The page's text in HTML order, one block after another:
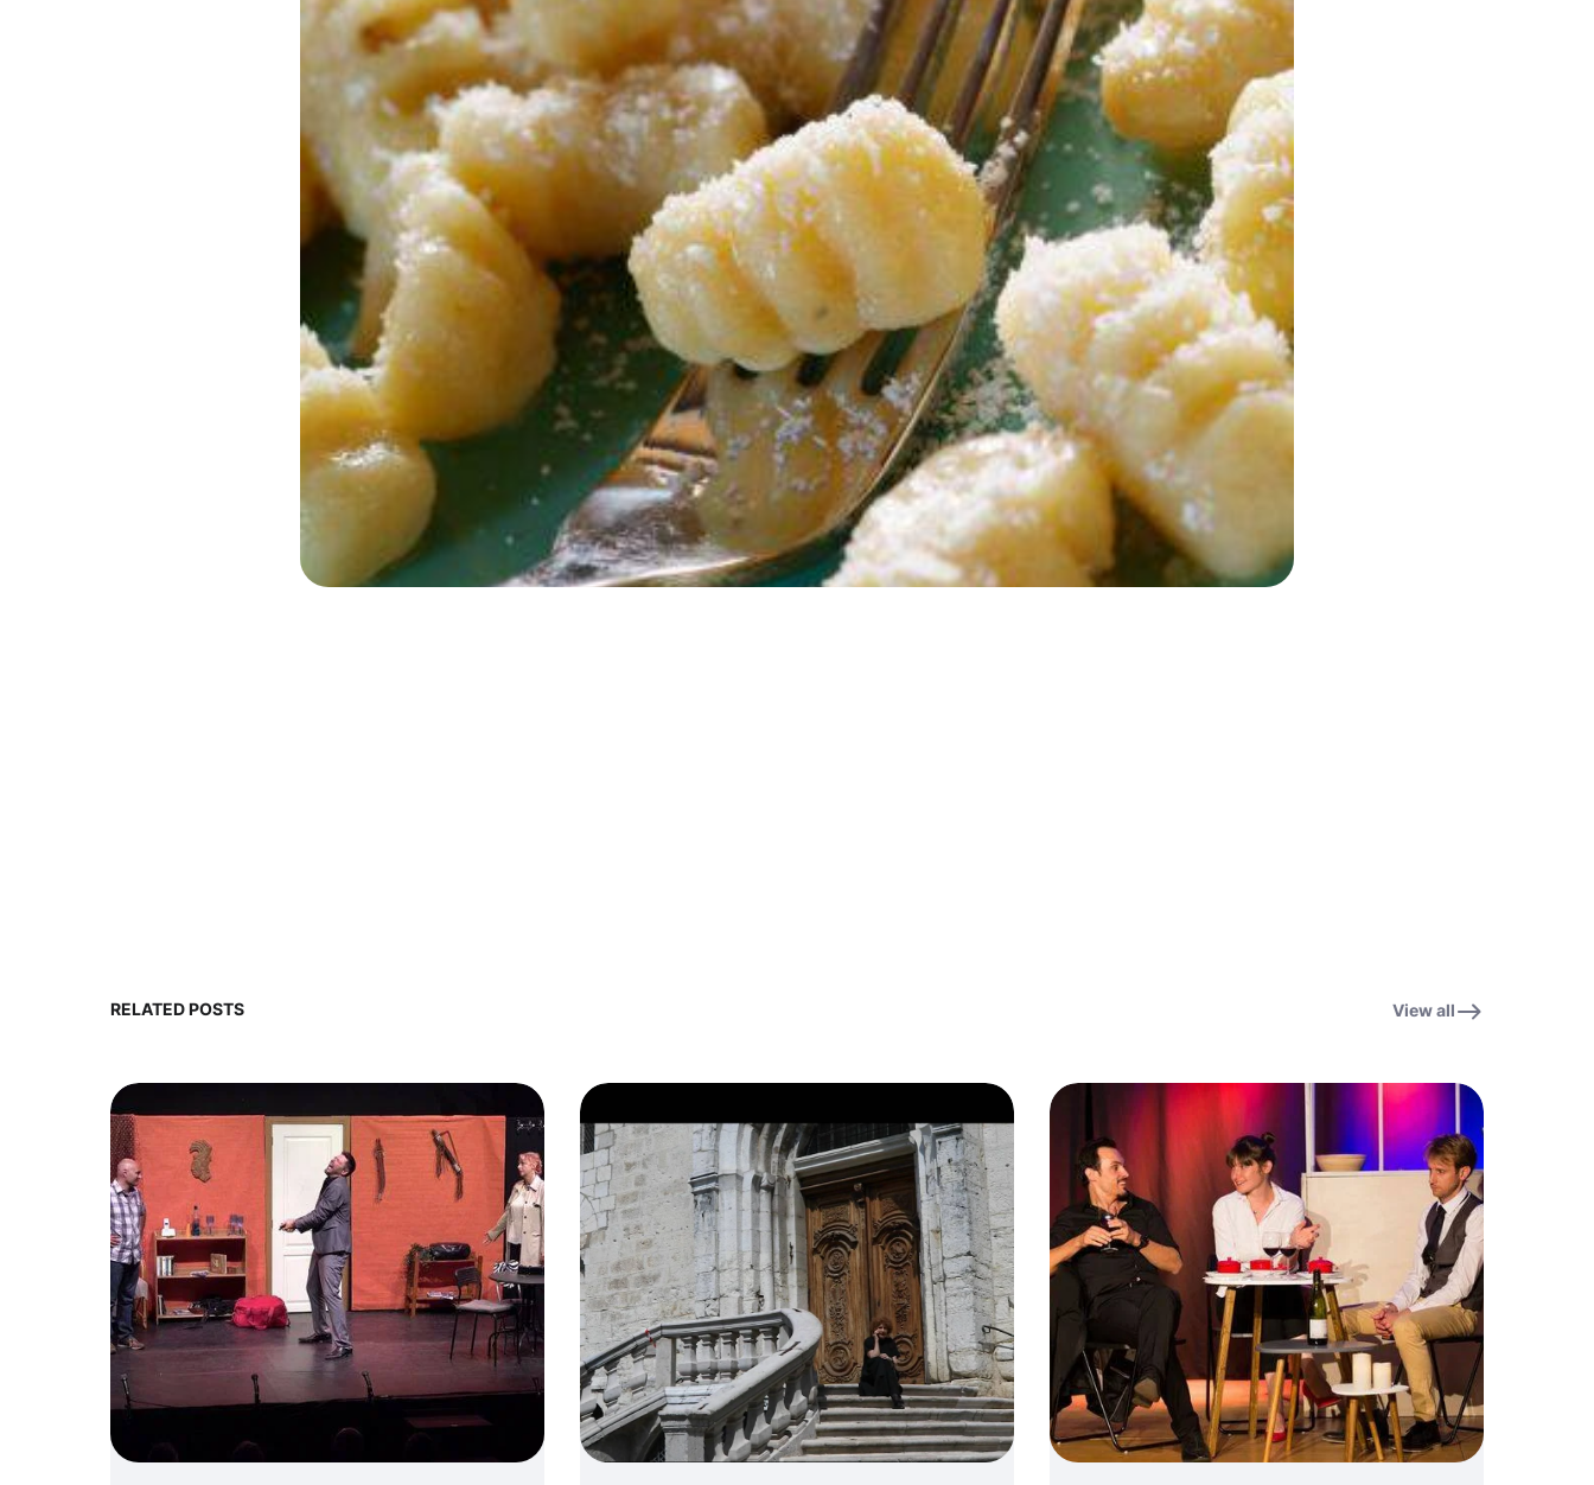
RELATED POSTS View all